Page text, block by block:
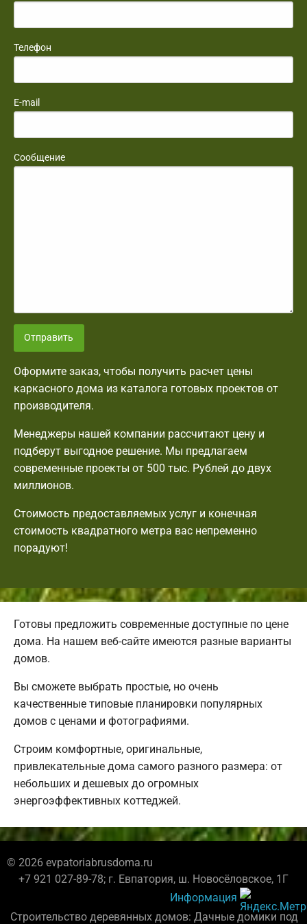
Телефон
E-mail
Сообщение
Отправить
Оформите заказ, чтобы получить расчет цены
каркасного дома из каталога готовых проектов от
производителя.
Менеджеры нашей компании рассчитают цену и
подберут выгодное решение. Мы предлагаем
современные проекты от 500 тыс. Рублей до двух
миллионов.
Стоимость предоставляемых услуг и конечная
стоимость квадратного метра вас непременно
порадуют!
Готовы предложить современные доступные по цене
дома. На нашем веб-сайте имеются разные варианты
домов.
Вы сможете выбрать простые, но очень
качественные типовые планировки популярных
домов с ценами и фотографиями.
Строим комфортные, оригинальные,
привлекательные дома самого разного размера: от
небольших и дешевых до огромных
энергоэффективных коттеджей.
© 2026 evpatoriabrusdoma.ru
+7 921 027-89-78; г. Евпатория, ш. Новосёловское, 1Г
Информация
Строительство деревянных домов: Дачные домики под